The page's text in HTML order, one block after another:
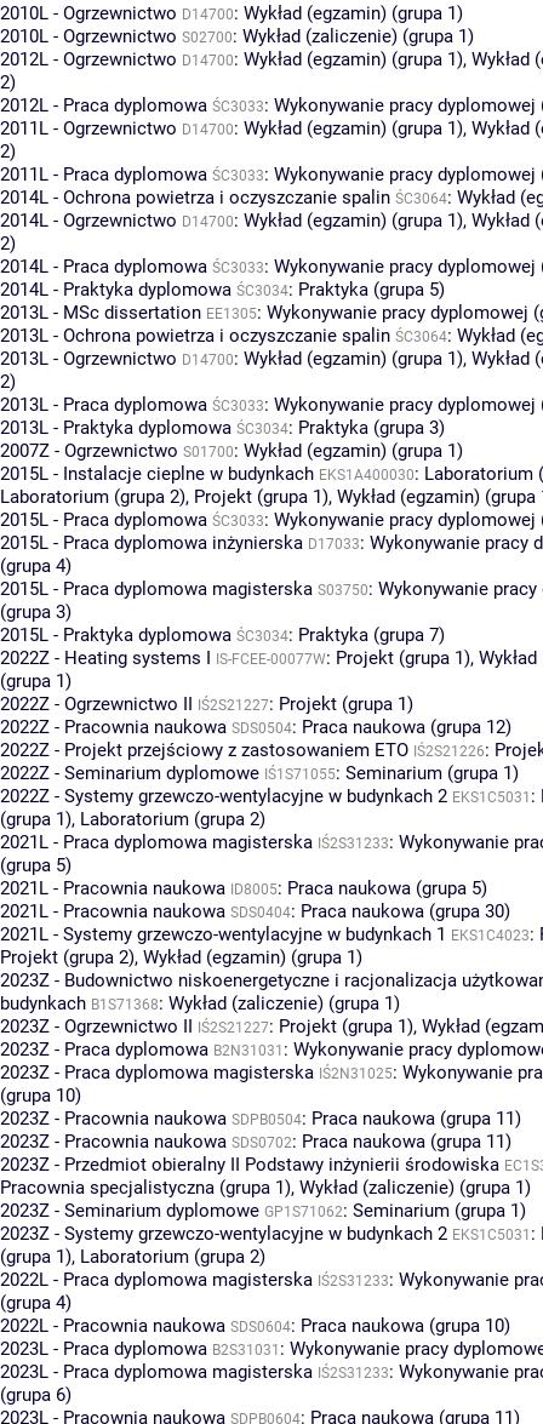
2010L - Ogrzewnictwo D14700: Wykład (egzamin) (grupa 1)
2010L - Ogrzewnictwo S02700: Wykład (zaliczenie) (grupa 1)
2012L - Ogrzewnictwo D14700: Wykład (egzamin) (grupa 1), Wykład
2)
2012L - Praca dyplomowa ŚC3033: Wykonywanie pracy dyplomowej
2011L - Ogrzewnictwo D14700: Wykład (egzamin) (grupa 1), Wykład
2)
2011L - Praca dyplomowa ŚC3033: Wykonywanie pracy dyplomowej
2014L - Ochrona powietrza i oczyszczanie spalin ŚC3064: Wykład
2014L - Ogrzewnictwo D14700: Wykład (egzamin) (grupa 1), Wykład
2)
2014L - Praca dyplomowa ŚC3033: Wykonywanie pracy dyplomowej
2014L - Praktyka dyplomowa ŚC3034: Praktyka (grupa 5)
2013L - MSc dissertation EE1305: Wykonywanie pracy dyplomowej
2013L - Ochrona powietrza i oczyszczanie spalin ŚC3064: Wykład
2013L - Ogrzewnictwo D14700: Wykład (egzamin) (grupa 1), Wykład
2)
2013L - Praca dyplomowa ŚC3033: Wykonywanie pracy dyplomowej
2013L - Praktyka dyplomowa ŚC3034: Praktyka (grupa 3)
2007Z - Ogrzewnictwo S01700: Wykład (egzamin) (grupa 1)
2015L - Instalacje cieplne w budynkach EKS1A400030: Laboratorium
Laboratorium (grupa 2), Projekt (grupa 1), Wykład (egzamin) (grupa
2015L - Praca dyplomowa ŚC3033: Wykonywanie pracy dyplomowej
2015L - Praca dyplomowa inżynierska D17033: Wykonywanie pracy
(grupa 4)
2015L - Praca dyplomowa magisterska S03750: Wykonywanie
(grupa 3)
2015L - Praktyka dyplomowa ŚC3034: Praktyka (grupa 7)
2022Z - Heating systems I IS-FCEE-00077W: Projekt (grupa 1),
(grupa 1)
2022Z - Ogrzewnictwo II IŚ2S21227: Projekt (grupa 1)
2022Z - Pracownia naukowa SDS0504: Praca naukowa (grupa 12)
2022Z - Projekt przejściowy z zastosowaniem ETO IŚ2S21226:
2022Z - Seminarium dyplomowe IŚ1S71055: Seminarium (grupa 1)
2022Z - Systemy grzewczo-wentylacyjne w budynkach 2 EKS1C5031 :
(grupa 1), Laboratorium (grupa 2)
2021L - Praca dyplomowa magisterska IŚ2S31233: Wykonywanie
(grupa 5)
2021L - Pracownia naukowa ID8005: Praca naukowa (grupa 5)
2021L - Pracownia naukowa SDS0404: Praca naukowa (grupa 30)
2021L - Systemy grzewczo-wentylacyjne w budynkach 1 EKS1C4023:
Projekt (grupa 2), Wykład (egzamin) (grupa 1)
2023Z - Budownictwo niskoenergetyczne i racjonalizacja
budynkach B1S71368: Wykład (zaliczenie) (grupa 1)
2023Z - Ogrzewnictwo II IŚ2S21227: Projekt (grupa 1), Wykład
2023Z - Praca dyplomowa B2N31031 : Wykonywanie pracy
2023Z - Praca dyplomowa magisterska IŚ2N31025: Wykonywanie
(grupa 10)
2023Z - Pracownia naukowa SDPB0504: Praca naukowa (grupa 11)
2023Z - Pracownia naukowa SDS0702: Praca naukowa (grupa 11)
2023Z - Przedmiot obieralny II Podstawy inżynierii środowiska
Pracownia specjalistyczna (grupa 1), Wykład (zaliczenie) (grupa 1)
2023Z - Seminarium dyplomowe GP1S71062: Seminarium (grupa 1)
2023Z - Systemy grzewczo-wentylacyjne w budynkach 2 EKS1C5031 :
(grupa 1), Laboratorium (grupa 2)
2022L - Praca dyplomowa magisterska IŚ2S31233: Wykonywanie
(grupa 4)
2022L - Pracownia naukowa SDS0604: Praca naukowa (grupa 10)
2023L - Praca dyplomowa B2S31031 : Wykonywanie pracy
2023L - Praca dyplomowa magisterska IŚ2S31233: Wykonywanie
(grupa 6)
2023L - Pracownia naukowa SDPB0604: Praca naukowa (grupa 11)